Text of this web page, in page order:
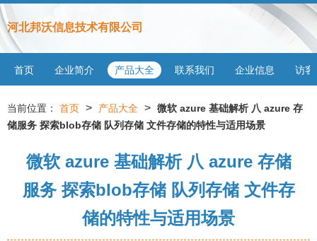
河北邦沃信息技术有限公司
首页 企业简介 产品大全 联系我们 企业信息 访客
当前位置： 首页 > 产品大全 > 微软 azure 基础解析 八 azure 存
储服务 探索blob存储 队列存储 文件存储的特性与适用场景
微软 azure 基础解析 八 azure 存储
服务 探索blob存储 队列存储 文件存
储的特性与适用场景